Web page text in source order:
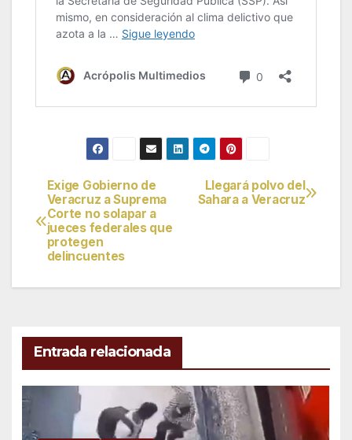
Navegación
de
entradas
Llegará polvo del
Sahara a Veracruz
Exige Gobierno de
Veracruz a Suprema
Corte no solapar a
jueces federales que
protegen
delincuentes
Entrada relacionada